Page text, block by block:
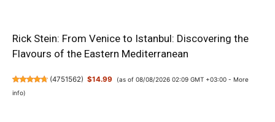
Rick Stein: From Venice to Istanbul: Discovering the
Flavours of the Eastern Mediterranean
(4751562) $14.99 (as of 08/08/2026 02:09 GMT +03:00 - More
info)